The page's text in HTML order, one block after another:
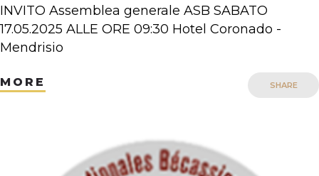
INVITO Assemblea generale ASB SABATO
17.05.2025 ALLE ORE 09:30 Hotel Coronado -
Mendrisio
MORE SHARE